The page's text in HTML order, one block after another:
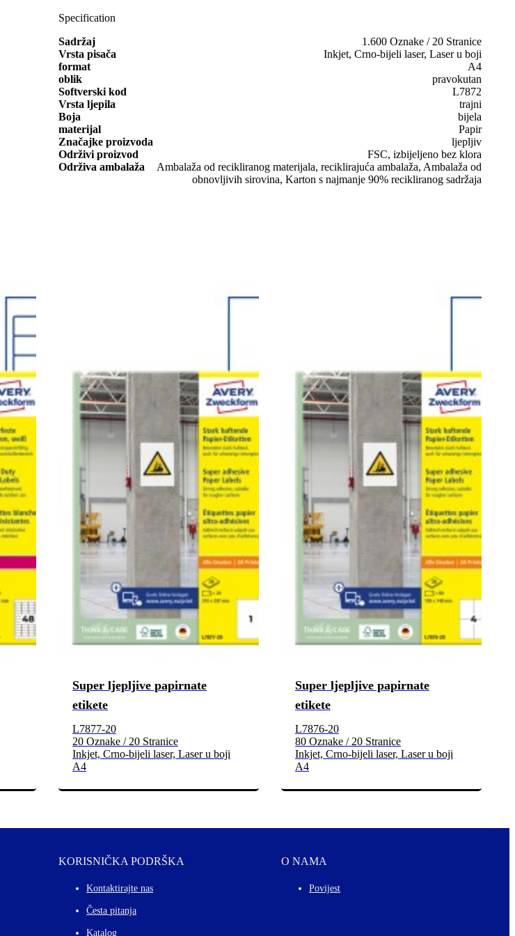
Specification
Sadržaj
1.600 Oznake / 20 Stranice
Vrsta pisača
Inkjet, Crno-bijeli laser, Laser u boji
format
A4
oblik
pravokutan
Softverski kod
L7872
Vrsta ljepila
trajni
Boja
bijela
materijal
Papir
Značajke proizvoda
ljepljiv
Održivi proizvod
FSC, izbijeljeno bez klora
Održiva ambalaža
Ambalaža od recikliranog materijala, reciklirajuća ambalaža, Ambalaža od
obnovljivih sirovina, Karton s najmanje 90% recikliranog sadržaja
Super ljepljive papirnate
etikete
L7877-20
20 Oznake / 20 Stranice
Inkjet, Crno-bijeli laser, Laser u boji
A4
Super ljepljive papirnate
etikete
L7876-20
80 Oznake / 20 Stranice
Inkjet, Crno-bijeli laser, Laser u boji
A4
KORISNIČKA PODRŠKA
Kontaktirajte nas
Česta pitanja
Katalog
O NAMA
Povijest